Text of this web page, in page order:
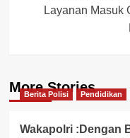
Layanan Masuk
More Stories
Berita Polisi Pendidikan
Wakapolri :Dengan